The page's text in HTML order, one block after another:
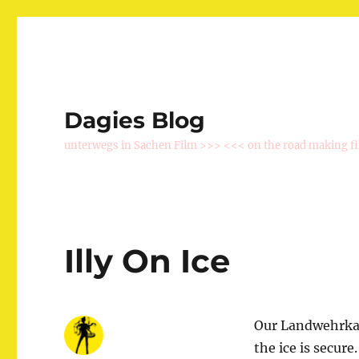
Dagies Blog
unterwegs in Sachen Film >>> <<< on the road making
Illy On Ice
Our
the ice is